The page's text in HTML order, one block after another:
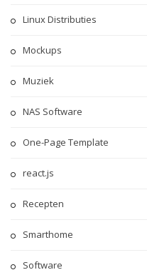
Linux Distributies
Mockups
Muziek
NAS Software
One-Page Template
react.js
Recepten
Smarthome
Software